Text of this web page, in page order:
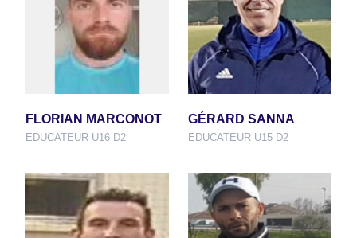
FLORIAN MARCONOT
EDUCATEUR U16 D2
GÉRARD SANNA
EDUCATEUR U15 D2